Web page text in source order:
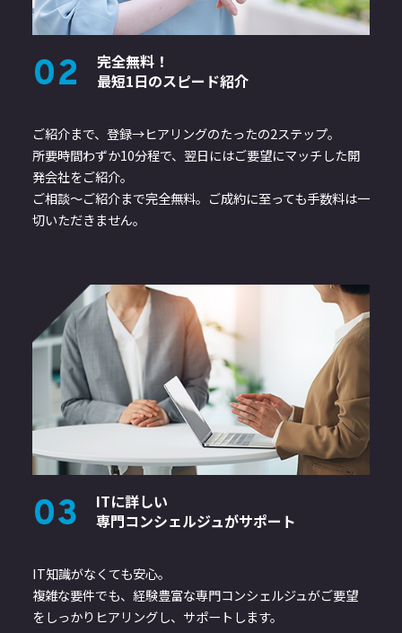
02
完全無料！
最短1日のスピード紹介
ご紹介まで、登録→ヒアリングのたったの2ステップ。
所要時間わずか10分程で、翌日にはご要望にマッチした開
発会社をご紹介。
ご相談～ご紹介まで完全無料。ご成約に至っても手数料は一
切いただきません。
03
ITに詳しい
専門コンシェルジュがサポート
IT知識がなくても安心。
複雑な要件でも、経験豊富な専門コンシェルジュがご要望
をしっかりヒアリングし、サポートします。